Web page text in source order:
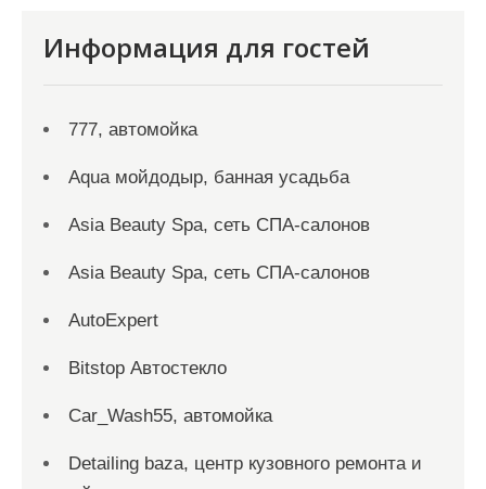
Информация для гостей
777, автомойка
Aqua мойдодыр, банная усадьба
Asia Beauty Spa, сеть СПА-салонов
Asia Beauty Spa, сеть СПА-салонов
AutoExpert
Bitstop Автостекло
Car_Wash55, автомойка
Detailing baza, центр кузовного ремонта и